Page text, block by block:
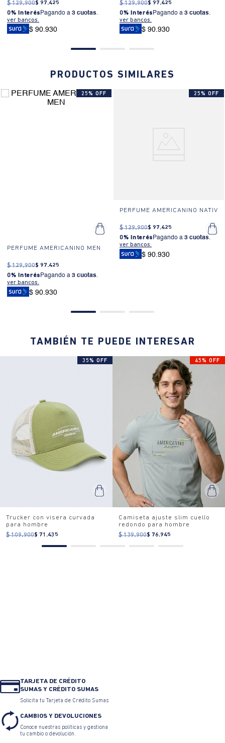
$ 129.900$ 97.425
0% Interés Pagando a 3 cuotas.
ver bancos.
$ 90.930
$ 129.900$ 97.425
0% Interés Pagando a 3 cuotas.
ver bancos.
$ 90.930
PRODUCTOS SIMILARES
25% OFF
PERFUME AMERICANINO MEN
$ 129.900$ 97.425
0% Interés Pagando a 3 cuotas.
ver bancos.
$ 90.930
25% OFF
PERFUME AMERICANINO NATIV
$ 129.900$ 97.425
0% Interés Pagando a 3 cuotas.
ver bancos.
$ 90.930
TAMBIÉN TE PUEDE INTERESAR
35% OFF
Trucker con visera curvada
para hombre
$ 109.900$ 71.435
45% OFF
Camiseta ajuste slim cuello
redondo para hombre
$ 139.900$ 76.945
TARJETA DE CRÉDITO
SUMAS Y CRÉDITO SUMAS
Solicita tu Tarjeta de Crédito Sumas
CAMBIOS Y DEVOLUCIONES
Conoce nuestras políticas y gestiona
tu cambio o devolución.